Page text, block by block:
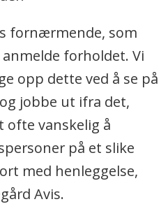
fornærmende, som
forholdet. Vi
opp dette ved å se på
jobbe ut ifra det,
ofte vanskelig å
på et slike
med henleggelse,
Avis.